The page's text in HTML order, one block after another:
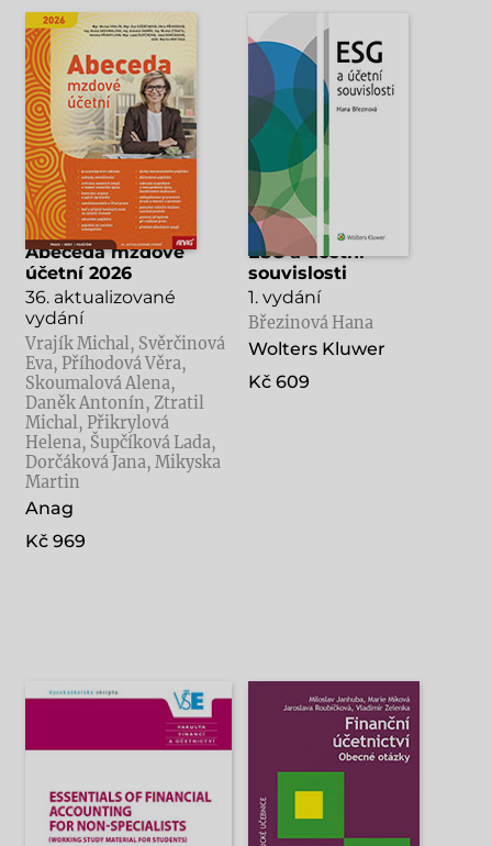
Abeceda mzdové
účetní 2026
36. aktualizované
vydání
Vrajík Michal, Svěrčinová
Eva, Příhodová Věra,
Skoumalová Alena,
Daněk Antonín, Ztratil
Michal, Přikrylová
Helena, Šupčíková Lada,
Dorčáková Jana, Mikyska
Martin
Anag
Kč 969
ESG a účetní
souvislosti
1. vydání
Březinová Hana
Wolters Kluwer
Kč 609